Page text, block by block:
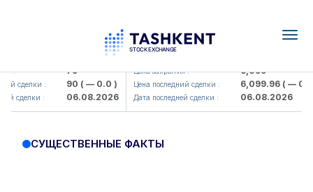
: 79
сделки : 90( — 0.0 )
сделки : 06.08.2026
UZMK (<O'zmetkombinat> AJ)
Цена закрытия : 6,099
Цена последний сделки : 6,099.96( — 0.0
Дата последней сделки : 06.08.2026
СУЩЕСТВЕННЫЕ ФАКТЫ